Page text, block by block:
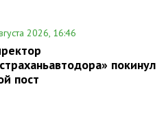
2026, 16:46
покинул
пост